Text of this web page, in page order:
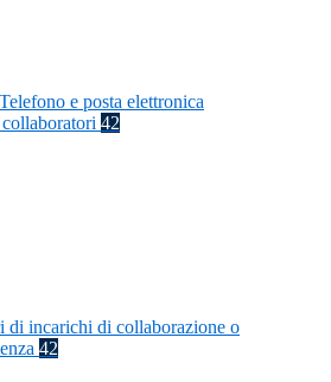
Telefono e posta elettronica
42
di incarichi di collaborazione o
42